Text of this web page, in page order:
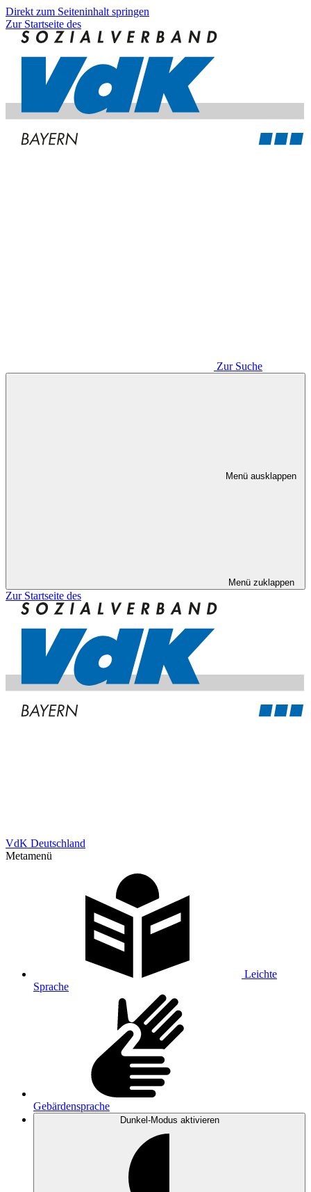
Direkt zum Seiteninhalt springen
Zur Startseite des
Zur Suche
Menü ausklappen
Menü zuklappen
Zur Startseite des
VdK Deutschland
Metamenü
Leichte
Sprache
Gebärdensprache
Dunkel-Modus aktivieren